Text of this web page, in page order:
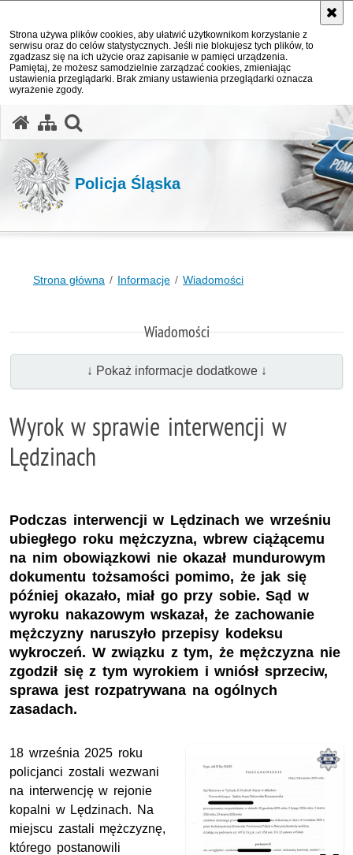
Strona używa plików cookies, aby ułatwić użytkownikom korzystanie z
serwisu oraz do celów statystycznych. Jeśli nie blokujesz tych plików, to
zgadzasz się na ich użycie oraz zapisanie w pamięci urządzenia.
Pamiętaj, że możesz samodzielnie zarządzać cookies, zmieniając
ustawienia przeglądarki. Brak zmiany ustawienia przeglądarki oznacza
wyrażenie zgody.
Policja Śląska
Strona główna Informacje Wiadomości
Wiadomości
↓ Pokaż informacje dodatkowe ↓
Wyrok w sprawie interwencji w
Lędzinach
Podczas interwencji w Lędzinach we wrześniu
ubiegłego roku mężczyzna, wbrew ciążącemu
na nim obowiązkowi nie okazał mundurowym
dokumentu tożsamości pomimo, że jak się
później okazało, miał go przy sobie. Sąd w
wyroku nakazowym wskazał, że zachowanie
mężczyzny naruszyło przepisy kodeksu
wykroczeń. W związku z tym, że mężczyzna nie
zgodził się z tym wyrokiem i wniósł sprzeciw,
sprawa jest rozpatrywana na ogólnych
zasadach.
18 września 2025 roku
policjanci zostali wezwani
na interwencję w rejonie
kopalni w Lędzinach. Na
miejscu zastali mężczyznę,
którego postanowili